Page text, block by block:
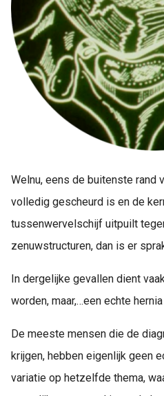
Welnu, eens de buitenste rand
volledig gescheurd is en de
tussenwervelschijf uitpuilt
zenuwstructuren, dan is er
In dergelijke gevallen dient
worden, maar,…een echte
De meeste mensen die de
krijgen, hebben eigenlijk geen
variatie op hetzelfde thema,